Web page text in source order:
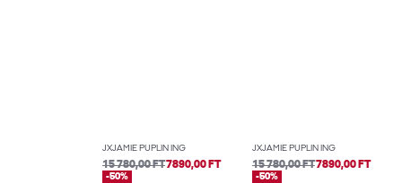
JXJAMIE PUPLIN ING
15 780,00 FT7890,00 FT
-50%
JXJAMIE PUPLIN ING
15 780,00 FT7890,00 FT
-50%